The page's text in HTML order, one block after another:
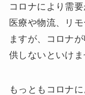
コロナにより需
医療や物流、リ
ますが、コロナ
供しないといけま
もっともコロナ